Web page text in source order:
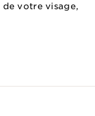
de votre visage,